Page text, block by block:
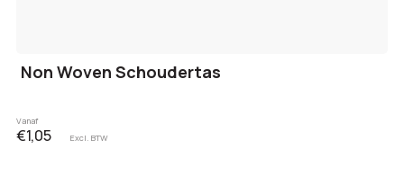
Non Woven Schoudertas
Vanaf
€1,05 Excl. BTW